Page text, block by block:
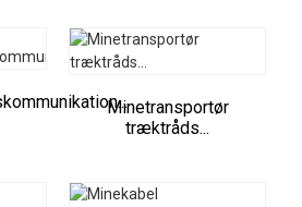
Minetransportør
træktråds...